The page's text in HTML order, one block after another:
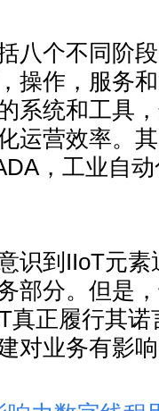
八个不同阶
操作，服务
系统和工具
运营效率。
，工业自
识到IIoT元
部分。但是
真正履行其
对业务有影